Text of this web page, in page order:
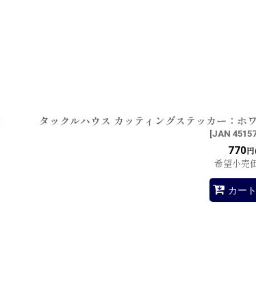
タックルハウス カッティングステッカー：ホ
[JAN
770 円
希望小売
カー